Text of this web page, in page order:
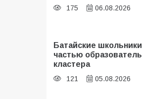
175 06.08.2026
Батайские
частью
кластера
121 05.08.2026